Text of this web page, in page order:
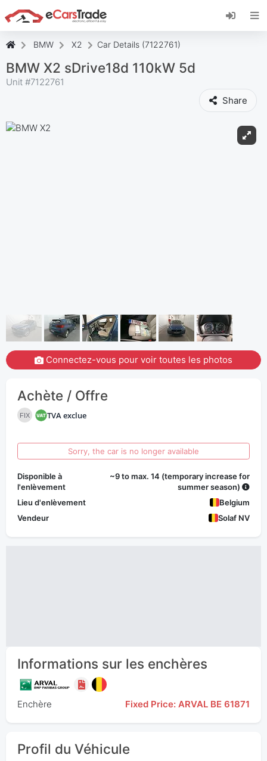
Installez l'application web eCarsTrade, ajoutez-
la à votre écran d'accueil et recevez des mises
BMW X2 Car Details (7122761)
BMW X2 sDrive18d 110kW 5d
Unit #7122761
Share
Connectez-vous pour voir toutes les photos
Achète / Offre
FIX TVA exclue
Sorry, the car is no longer available
Disponible à
l'enlèvement
~9 to max. 14 (temporary increase for
summer season)
Lieu d'enlèvement
Belgium
Vendeur
Solaf NV
Informations sur les enchères
Enchère Fixed Price: ARVAL BE 61871
Profil du Véhicule